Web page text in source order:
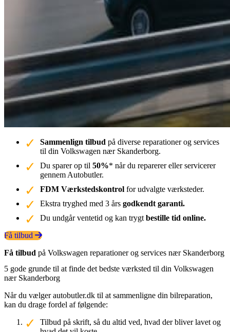
Sammenlign tilbud på diverse reparationer og services
til din Volkswagen nær Skanderborg.
Du sparer op til 50%* når du reparerer eller servicerer
gennem Autobutler.
FDM Værkstedskontrol for udvalgte værksteder.
Ekstra tryghed med 3 års godkendt garanti.
Du undgår ventetid og kan trygt bestille tid online.
Få tilbud
Få tilbud på Volkswagen reparationer og services nær Skanderborg
5 gode grunde til at finde det bedste værksted til din Volkswagen
nær Skanderborg
Når du vælger autobutler.dk til at sammenligne din bilreparation,
kan du drage fordel af følgende:
Tilbud på skrift, så du altid ved, hvad der bliver lavet og